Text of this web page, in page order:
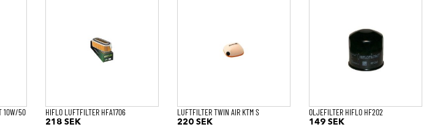
10W/50
HIFLO LUFTFILTER HFA1706
218SEK
LUFTFILTER TWIN AIR KTM S
220SEK
OLJEFILTER HIFLO HF202
149SEK